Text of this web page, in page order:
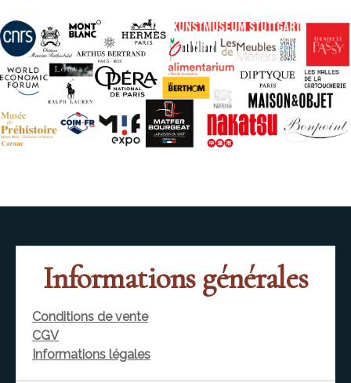
Informations générales
Conditions de vente
CGV
Informations légales